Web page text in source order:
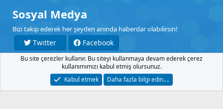
Sosyal Medya
Bizi takip ederek her şeyden anında haberdar olabilirsin!
Twitter
Facebook
YouTube
Instagram
Şartlar Gizlilik Yardım Anasayfa
R
Bu site çerezler kullanır. Bu siteyi kullanmaya devam ederek çerez
kullanımımızı kabul etmiş olursunuz.
Kabul etmek
Daha fazla bilgi edin.…